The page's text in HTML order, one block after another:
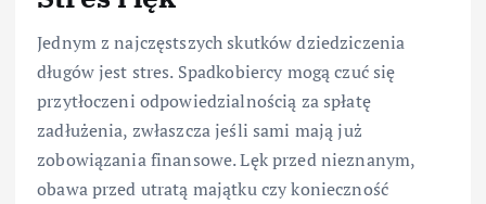
Jednym z najczęstszych skutków dziedziczenia
długów jest stres. Spadkobiercy mogą czuć się
przytłoczeni odpowiedzialnością za spłatę
zadłużenia, zwłaszcza jeśli sami mają już
zobowiązania finansowe. Lęk przed nieznanym,
obawa przed utratą majątku czy konieczność